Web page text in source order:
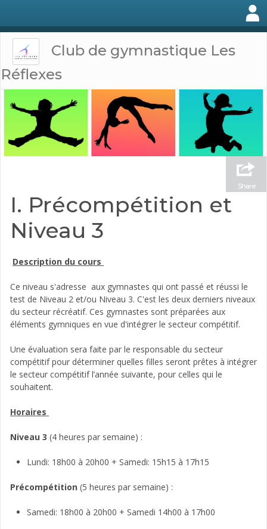
Club de gymnastique Les
Réflexes
Share
I. Précompétition et
Niveau 3
Description du cours
Ce niveau s'adresse aux gymnastes qui ont passé et réussi le
test de Niveau 2 et/ou Niveau 3. C'est les deux derniers niveaux
du secteur récréatif. Ces gymnastes sont préparées aux
éléments gymniques en vue d'intégrer le secteur compétitif.
Une évaluation sera faite par le responsable du secteur
compétitif pour déterminer quelles filles seront prêtes à intégrer
le secteur compétitif l’année suivante, pour celles qui le
souhaitent.
Horaires
Niveau 3 (4 heures par semaine) :
Lundi: 18h00 à 20h00 + Samedi: 15h15 à 17h15
Précompétition (5 heures par semaine) :
Samedi: 18h00 à 20h00 + Samedi 14h00 à 17h00